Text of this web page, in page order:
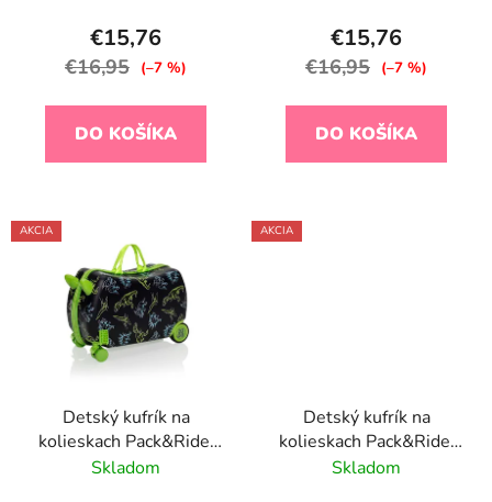
€15,76
€16,95 (–7 %)
DO KOŠÍKA
€15,76
€16,95 (–7 %)
DO KOŠÍKA
AKCIA
Detský kufrík na
kolieskach Pack&Ride,
Dino
Skladom
AKCIA
Detský kufrík na
kolieskach Pack&Ride,
Traffic
Skladom